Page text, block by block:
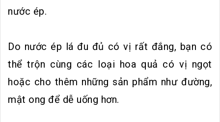
nước ép.
Do nước ép lá đu đủ có vị rất đắng, bạn có
thể trộn cùng các loại hoa quả có vị ngọt
hoặc cho thêm những sản phẩm như đường,
mật ong để dễ uống hơn.